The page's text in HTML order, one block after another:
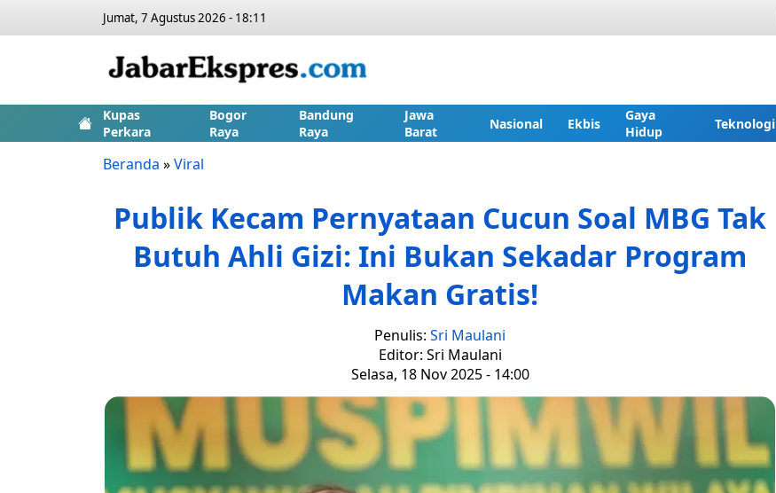
Jumat, 7 Agustus 2026 - 18:11
Kupas
Perkara
Bogor
Raya
Bandung
Raya
Jawa
Barat
Nasional Ekbis
Gaya
Hidup
Teknologi
Beranda »Viral
Publik Kecam Pernyataan Cucun Soal MBG Tak
Butuh Ahli Gizi: Ini Bukan Sekadar Program
Makan Gratis!
Penulis: Sri Maulani
Editor: Sri Maulani
Selasa, 18 Nov 2025 - 14:00